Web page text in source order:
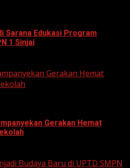
Sarana Edukasi Program
1 Sinjai
Gerakan Hemat
Gerakan Hemat
Budaya Baru di UPTD SMPN